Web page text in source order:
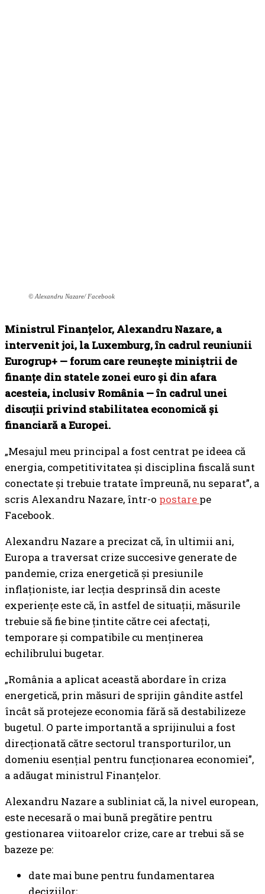
© Alexandru Nazare/ Facebook
Ministrul Finanțelor, Alexandru Nazare, a
intervenit joi, la Luxemburg, în cadrul reuniunii
Eurogrup+ — forum care reunește miniștrii de
finanțe din statele zonei euro și din afara
acesteia, inclusiv România — în cadrul unei
discuții privind stabilitatea economică și
financiară a Europei.
„Mesajul meu principal a fost centrat pe ideea că
energia, competitivitatea și disciplina fiscală sunt
conectate și trebuie tratate împreună, nu separat”, a
scris Alexandru Nazare, într-o postare pe
Facebook.
Alexandru Nazare a precizat că, în ultimii ani,
Europa a traversat crize succesive generate de
pandemie, criza energetică și presiunile
inflaționiste, iar lecția desprinsă din aceste
experiențe este că, în astfel de situații, măsurile
trebuie să fie bine țintite către cei afectați,
temporare și compatibile cu menținerea
echilibrului bugetar.
„România a aplicat această abordare în criza
energetică, prin măsuri de sprijin gândite astfel
încât să protejeze economia fără să destabilizeze
bugetul. O parte importantă a sprijinului a fost
direcționată către sectorul transporturilor, un
domeniu esențial pentru funcționarea economiei”,
a adăugat ministrul Finanțelor.
Alexandru Nazare a subliniat că, la nivel european,
este necesară o mai bună pregătire pentru
gestionarea viitoarelor crize, care ar trebui să se
bazeze pe:
date mai bune pentru fundamentarea